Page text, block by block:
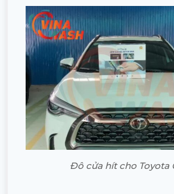
Đô cửa hít cho Toyota